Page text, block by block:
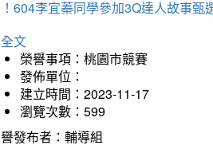
604李宜蓁同學參加3Q達人故事甄
文
榮譽事項：桃園市競賽
發佈單位：
建立時間：2023-11-17
瀏覽次數：599
發布者：輔導組